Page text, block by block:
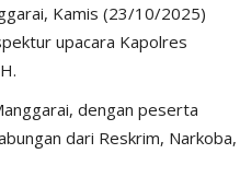
Kamis (23/10/2025)
upacara Kapolres
dengan peserta
dari Reskrim, Narkoba,